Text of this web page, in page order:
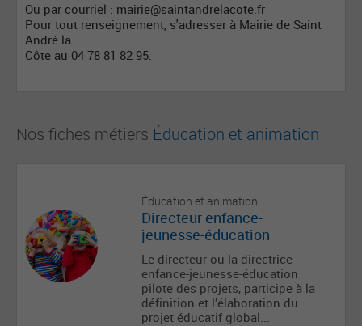
Ou par courriel : mairie@saintandrelacote.fr
Pour tout renseignement, s'adresser à Mairie de Saint
André la
Côte au 04 78 81 82 95.
Nos fiches métiers Éducation et animation
Éducation et animation
Directeur enfance-
jeunesse-éducation
Le directeur ou la directrice
enfance-jeunesse-éducation
pilote des projets, participe à la
définition et l’élaboration du
projet éducatif global...